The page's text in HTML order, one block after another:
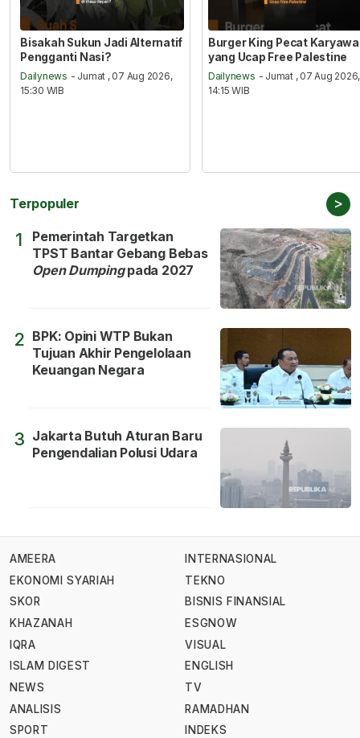
Bisakah Sukun Jadi Alternatif
Pengganti Nasi?
Dailynews - Jumat , 07 Aug 2026,
15:30 WIB
Burger King Pecat
yang Ucap Free Palestine
Dailynews - Jumat , 07 Aug 2026,
14:15 WIB
Terpopuler >
1
Pemerintah Targetkan
TPST Bantar Gebang Bebas
Open Dumpingpada 2027
2 BPK: Opini WTP Bukan
Tujuan Akhir Pengelolaan
Keuangan Negara
3 Jakarta Butuh Aturan Baru
Pengendalian Polusi Udara
AMEERA
EKONOMI SYARIAH
SKOR
KHAZANAH
IQRA
ISLAM DIGEST
NEWS
ANALISIS
SPORT
INTERNASIONAL
TEKNO
BISNIS FINANSIAL
ESGNOW
VISUAL
ENGLISH
TV
RAMADHAN
INDEKS